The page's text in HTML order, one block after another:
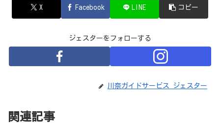
X Facebook LINE コピー
ジェスターをフォローする
川奈ガイドサービス ジェスター
関連記事